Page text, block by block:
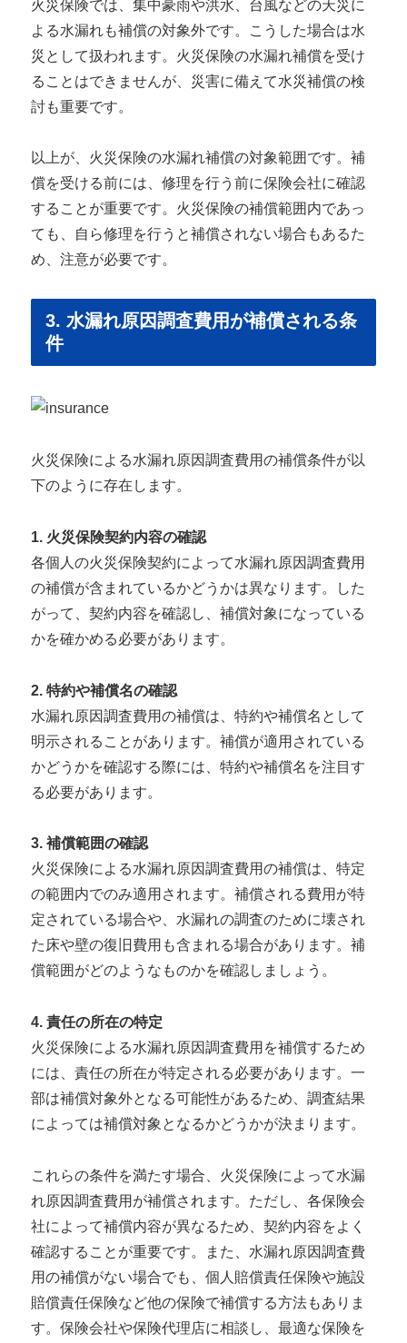
火災保険では、集中豪雨や洪水、台風などの天災に
よる水漏れも補償の対象外です。こうした場合は水
災として扱われます。火災保険の水漏れ補償を受け
ることはできませんが、災害に備えて水災補償の検
討も重要です。
以上が、火災保険の水漏れ補償の対象範囲です。補
償を受ける前には、修理を行う前に保険会社に確認
することが重要です。火災保険の補償範囲内であっ
ても、自ら修理を行うと補償されない場合もあるた
め、注意が必要です。
3. 水漏れ原因調査費用が補償される条
件
火災保険による水漏れ原因調査費用の補償条件が以
下のように存在します。
1. 火災保険契約内容の確認
各個人の火災保険契約によって水漏れ原因調査費用
の補償が含まれているかどうかは異なります。した
がって、契約内容を確認し、補償対象になっている
かを確かめる必要があります。
2. 特約や補償名の確認
水漏れ原因調査費用の補償は、特約や補償名として
明示されることがあります。補償が適用されている
かどうかを確認する際には、特約や補償名を注目す
る必要があります。
3. 補償範囲の確認
火災保険による水漏れ原因調査費用の補償は、特定
の範囲内でのみ適用されます。補償される費用が特
定されている場合や、水漏れの調査のために壊され
た床や壁の復旧費用も含まれる場合があります。補
償範囲がどのようなものかを確認しましょう。
4. 責任の所在の特定
火災保険による水漏れ原因調査費用を補償するため
には、責任の所在が特定される必要があります。一
部は補償対象外となる可能性があるため、調査結果
によっては補償対象となるかどうかが決まります。
これらの条件を満たす場合、火災保険によって水漏
れ原因調査費用が補償されます。ただし、各保険会
社によって補償内容が異なるため、契約内容をよく
確認することが重要です。また、水漏れ原因調査費
用の補償がない場合でも、個人賠償責任保険や施設
賠償責任保険など他の保険で補償する方法もありま
す。保険会社や保険代理店に相談し、最適な保険を